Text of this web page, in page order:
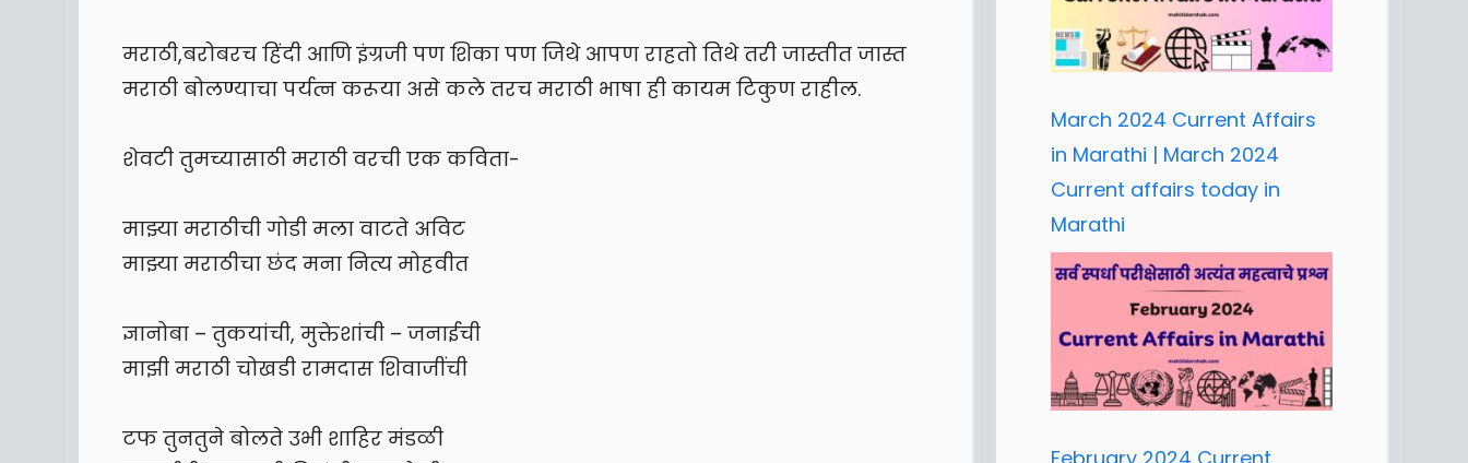
मराठी,बरोबरच हिंदी आणि इंग्रजी पण शिका पण जिथे आपण राहतो तिथे तरी जास्तीत जास्त
मराठी बोलण्याचा पर्यत्न करूया असे कले तरच मराठी भाषा ही कायम टिकुण राहील.
शेवटी तुमच्यासाठी मराठी वरची एक कविता-
माझ्या मराठीची गोडी मला वाटते अविट
माझ्या मराठीचा छंद मना नित्य मोहवीत
ज्ञानोबा – तुकयांची, मुक्तेशांची – जनाईची
माझी मराठी चोखडी रामदास शिवाजींची
टफ तुनतुने बोलते उभी शाहिर मंडळी
March 2024 Current Affairs
in Marathi | March 2024
Current affairs today in
Marathi